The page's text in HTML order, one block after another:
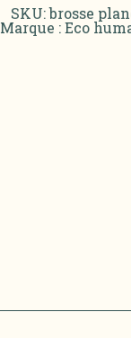
SKU: brosse
Marque :Eco